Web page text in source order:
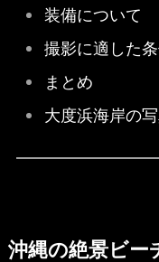
装備について
撮影に適した
まとめ
大度浜海岸の
沖縄の絶景ビー